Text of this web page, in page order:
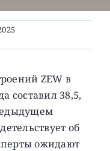
ZEW в
составил 38,5,
об
ожидают